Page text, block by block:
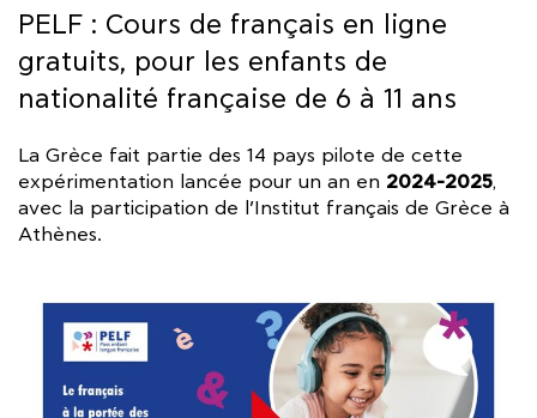
PELF : Cours de français en ligne
gratuits, pour les enfants de
nationalité française de 6 à 11 ans
La Grèce fait partie des 14 pays pilote de cette
expérimentation lancée pour un an en 2024-2025,
avec la participation de l’Institut français de Grèce à
Athènes.